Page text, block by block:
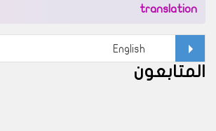
translation
المتابعون